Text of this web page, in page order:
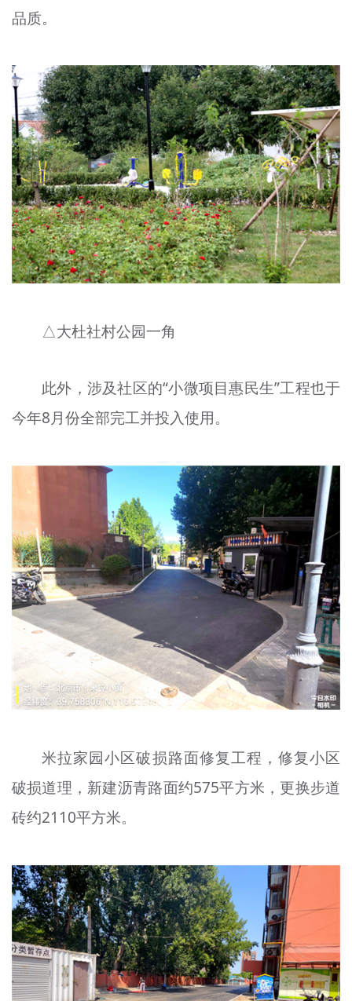
品质。
△大杜社村公园一角
此外，涉及社区的“小微项目惠民生”工程也于
今年8月份全部完工并投入使用。
米拉家园小区破损路面修复工程，修复小区
破损道理，新建沥青路面约575平方米，更换步道
砖约2110平方米。